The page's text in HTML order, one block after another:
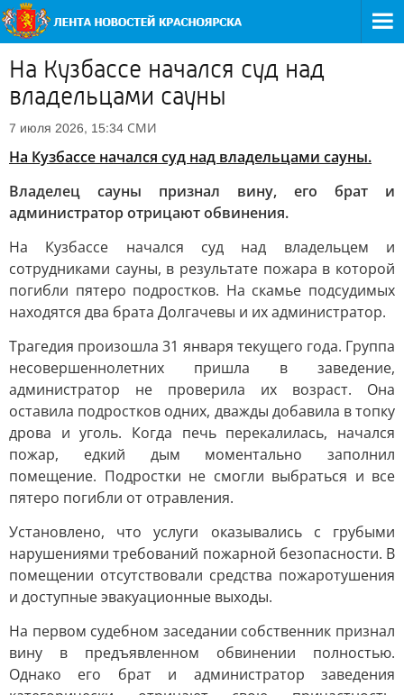
На Кузбассе начался суд над
владельцами сауны
7 июля 2026, 15:34 СМИ
На Кузбассе начался суд над владельцами сауны.
Владелец сауны признал вину, его брат и
администратор отрицают обвинения.
На Кузбассе начался суд над владельцем и
сотрудниками сауны, в результате пожара в которой
погибли пятеро подростков. На скамье подсудимых
находятся два брата Долгачевы и их администратор.
Трагедия произошла 31 января текущего года. Группа
несовершеннолетних пришла в заведение,
администратор не проверила их возраст. Она
оставила подростков одних, дважды добавила в топку
дрова и уголь. Когда печь перекалилась, начался
пожар, едкий дым моментально заполнил
помещение. Подростки не смогли выбраться и все
пятеро погибли от отравления.
Установлено, что услуги оказывались с грубыми
нарушениями требований пожарной безопасности. В
помещении отсутствовали средства пожаротушения
и доступные эвакуационные выходы.
На первом судебном заседании собственник признал
вину в предъявленном обвинении полностью.
Однако его брат и администратор заведения